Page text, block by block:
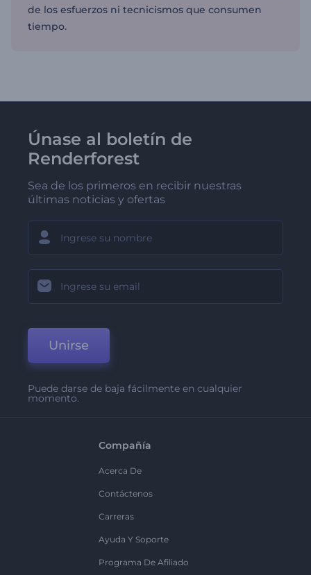
de los esfuerzos ni tecnicismos que consumen
tiempo.
Únase al boletín de
Renderforest
Sea de los primeros en recibir nuestras
últimas noticias y ofertas
Unirse
Puede darse de baja fácilmente en cualquier
momento.
Compañía
Acerca De
Contáctenos
Carreras
Ayuda Y Soporte
Programa De Afiliado